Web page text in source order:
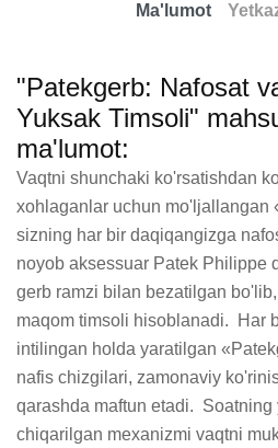
Ma'lumot
"Patekgerb: Nafosat
Yuksak Timsoli"
ma'lumot:
Vaqtni shunchaki ko'rsatishdan
xohlaganlar uchun mo'ljallangan
sizning har bir daqiqangizga
noyob aksessuar Patek Philippe
gerb ramzi bilan bezatilgan
maqom timsoli hisoblanadi.  Har
intilingan holda yaratilgan
nafis chizgilari, zamonaviy
qarashda maftun etadi.
chiqarilgan mexanizmi vaqtni